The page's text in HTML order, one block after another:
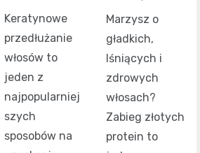
Keratynowe
przedłużanie
włosów to
jeden z
najpopularniej
szych
sposobów na
Marzysz o
gładkich,
lśniących i
zdrowych
włosach?
Zabieg złotych
protein to